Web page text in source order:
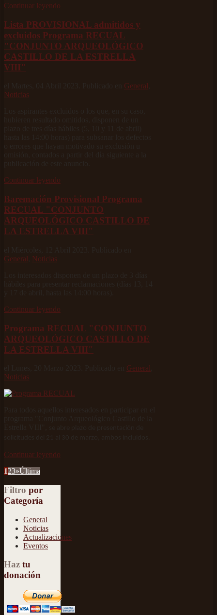
Continuar leyendo
Lista PROVISIONAL admitidos y
excluidos Programa RECUAL
"CONJUNTO ARQUEOLÓGICO
CASTILLO DE LA ESTRELLA
VIII"
General
Noticias
Continuar leyendo
Baremación Provisional Programa
RECUAL "CONJUNTO
ARQUEOLÓGICO CASTILLO DE
LA ESTRELLA VIII"
General Noticias
Continuar leyendo
Programa RECUAL "CONJUNTO
ARQUEOLÓGICO CASTILLO DE
LA ESTRELLA VIII"
General
Noticias
Continuar leyendo
123»Última
Filtro por
Categoría
General
Noticias
Actualizaciones
Eventos
Haz tu
donación